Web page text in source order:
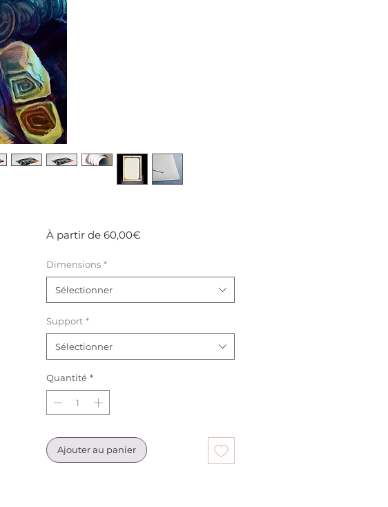
À partir de 60,00€Prix
Dimensions *
Sélectionner
Support *
Sélectionner
Quantité *
Ajouter au panier